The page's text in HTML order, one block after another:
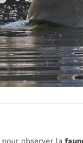
pour observer la